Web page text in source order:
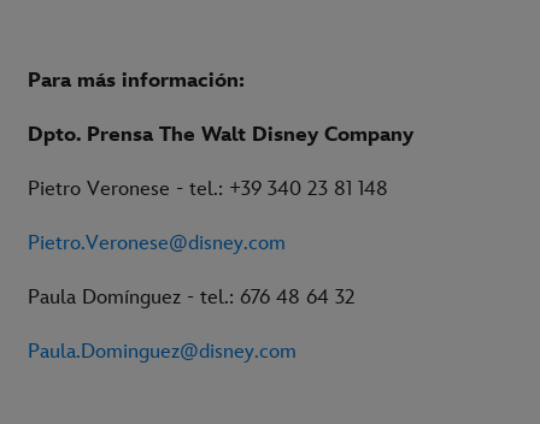
Para más información:
Dpto. Prensa The Walt Disney Company
Pietro Veronese - tel.: +39 340 23 81 148
Pietro.Veronese@disney.com
Paula Domínguez - tel.: 676 48 64 32
Paula.Dominguez@disney.com